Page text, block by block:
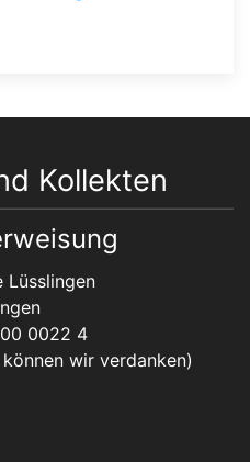
Kollekten
Lüsslingen
0022 4
wir verdanken)